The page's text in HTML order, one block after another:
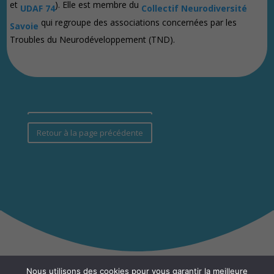
et UDAF 74). Elle est membre du Collectif Neurodiversité
Savoie qui regroupe des associations concernées par les
Troubles du Neurodéveloppement (TND).
Retour à la page précédente
Retour à la page précédente
Nous utilisons des cookies pour vous garantir la meilleure